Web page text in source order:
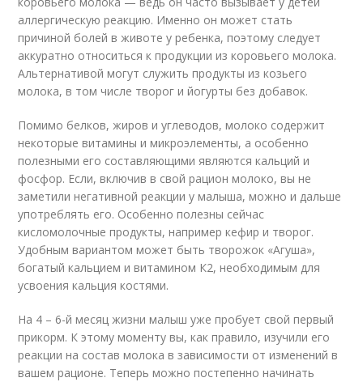
аллергическую реакцию. Именно он может стать
причиной болей в животе у ребенка, поэтому следует
аккуратно относиться к продукции из коровьего молока.
Альтернативой могут служить продукты из козьего
молока, в том числе творог и йогурты без добавок.
Помимо белков, жиров и углеводов, молоко содержит
некоторые витамины и микроэлементы, а особенно
полезными его составляющими являются кальций и
фосфор. Если, включив в свой рацион молоко, вы не
заметили негативной реакции у малыша, можно и дальше
употреблять его. Особенно полезны сейчас
кисломолочные продукты, например кефир и творог.
Удобным вариантом может быть творожок «Агуша»,
богатый кальцием и витамином К2, необходимым для
усвоения кальция костями.
На 4 – 6-й месяц жизни малыш уже пробует свой первый
прикорм. К этому моменту вы, как правило, изучили его
реакции на состав молока в зависимости от изменений в
вашем рационе. Теперь можно постепенно начинать